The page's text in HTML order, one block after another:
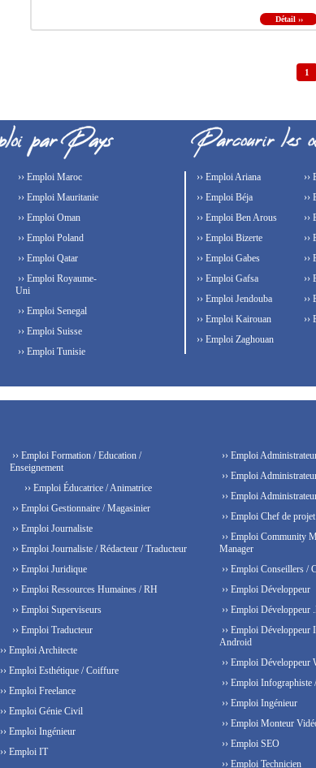
Détail ››
1
›› Emploi Maroc
›› Emploi Mauritanie
›› Emploi Oman
›› Emploi Poland
›› Emploi Qatar
›› Emploi Royaume-
Uni
›› Emploi Senegal
›› Emploi Suisse
›› Emploi Tunisie
›› Emploi Ariana
›› Emploi Béja
›› Emploi Ben Arous
›› Emploi Bizerte
›› Emploi Gabes
›› Emploi Gafsa
›› Emploi Jendouba
›› Emploi Kairouan
››
››
››
››
››
››
››
››
›› Emploi Zaghouan
›› Emploi Formation / Education /
Enseignement
›› Emploi Éducatrice / Animatrice
›› Emploi Gestionnaire / Magasinier
›› Emploi Journaliste
›› Emploi Journaliste / Rédacteur / Traducteur
›› Emploi Juridique
›› Emploi Ressources Humaines / RH
›› Emploi Superviseurs
›› Emploi Traducteur
›› Emploi Architecte
›› Emploi Esthétique / Coiffure
›› Emploi Freelance
›› Emploi Génie Civil
›› Emploi Ingénieur
›› Emploi IT
›› Emploi
›› Emploi
›› Emploi
›› Emploi Chef de
›› Emploi Community
Manager
›› Emploi Conseillers /
›› Emploi Développeur
›› Emploi Développeur
›› Emploi Développeur
Android
›› Emploi Développeur
›› Emploi
›› Emploi Ingénieur
›› Emploi Monteur
›› Emploi SEO
›› Emploi Technicien